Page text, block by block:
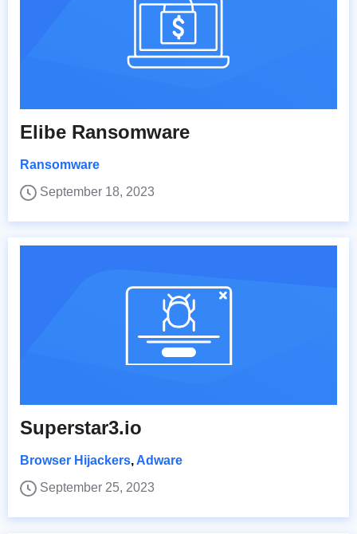
Elibe Ransomware
Ransomware
September 18, 2023
Superstar3.io
Browser Hijackers, Adware
September 25, 2023